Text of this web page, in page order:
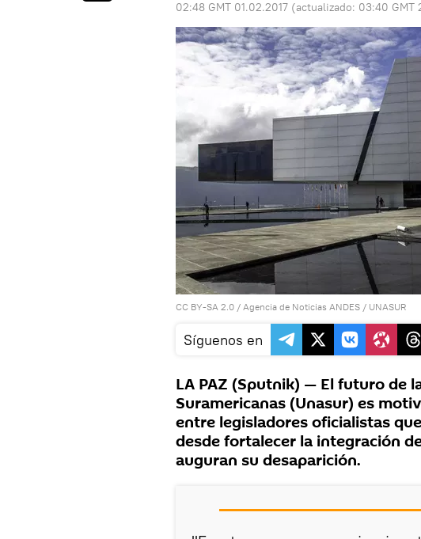
02:48 GMT 01.02.2017 (actualizado: 03:40 GMT
CC BY-SA 2.0 / Agencia de Noticias ANDES / UNASUR
Síguenos en
LA PAZ (Sputnik) — El futuro de
Suramericanas (Unasur) es
entre legisladores oficialistas
desde fortalecer la integración
auguran su desaparición.